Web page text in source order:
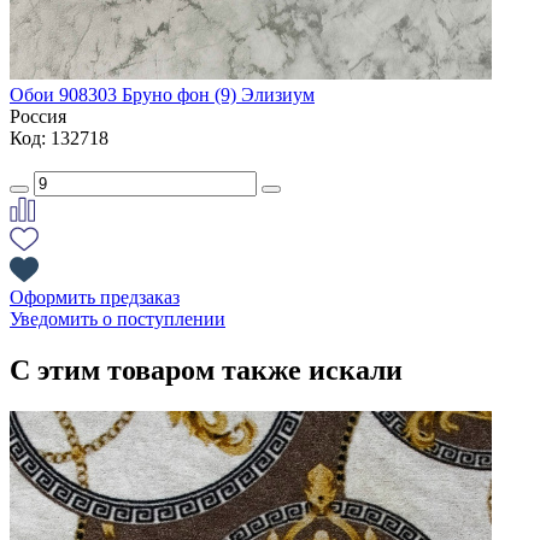
Обои 908303 Бруно фон (9) Элизиум
Россия
Код: 132718
Оформить предзаказ
Уведомить о поступлении
С этим товаром также искали